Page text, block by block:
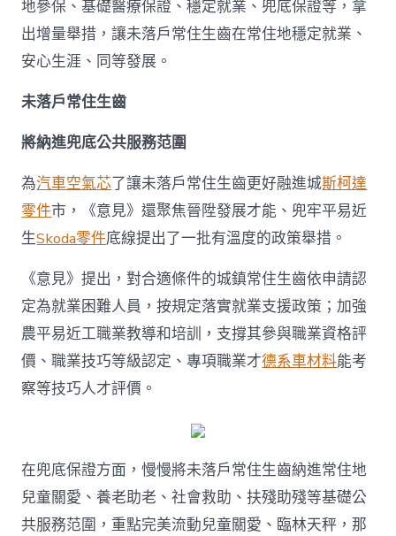
地參保、基礎醫療保證、穩定就業、兜底保證等，拿
出增量舉措，讓未落戶常住生齒在常住地穩定就業、
安心生涯、同等發展。
未落戶常住生齒
將納進兜底公共服務范圍
為汽車空氣芯了讓未落戶常住生齒更好融進城斯柯達
零件市，《意見》還聚焦晉陞發展才能、兜牢平易近
生Skoda零件底線提出了一批有溫度的政策舉措。
《意見》提出，對合適條件的城鎮常住生齒依申請認
定為就業困難人員，按規定落實就業支援政策；加強
農平易近工職業教導和培訓，支撐其參與職業資格評
價、職業技巧等級認定、專項職業才德系車材料能考
察等技巧人才評價。
在兜底保證方面，慢慢將未落戶常住生齒納進常住地
兒童關愛、養老助老、社會救助、扶殘助殘等基礎公
共服務范圍，重點完美流動兒童關愛、臨林天秤，那